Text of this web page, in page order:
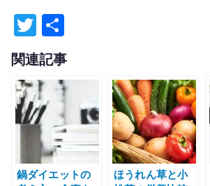
T
w
it
te
r
有
関連記事
鍋ダイエットの
ほうれん草と小